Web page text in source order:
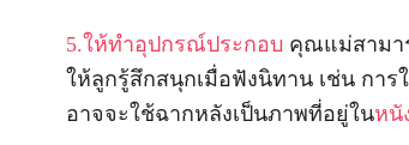
5.ให้ทำอุปกรณ์ประกอบ คุณแม่สามา
ให้ลูกรู้สึกสนุกเมื่อฟังนิทาน เช่น กา
อาจจะใช้ฉากหลังเป็นภาพที่อยู่ในหนั